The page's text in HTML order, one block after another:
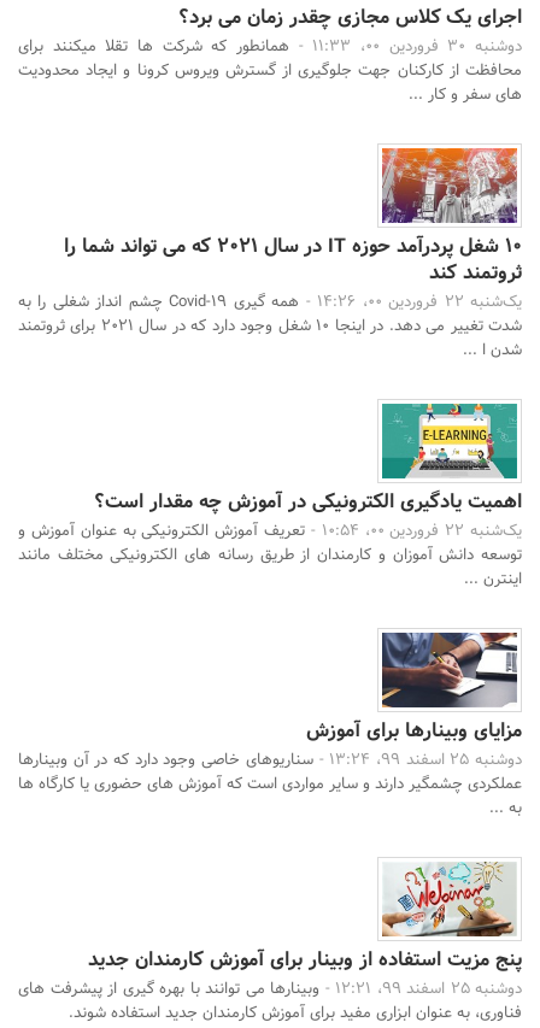
اجرای یک کلاس مجازی چقدر زمان می برد؟
دوشنبه 30 فروردین 00، 11:33 -
همانطور که شرکت ها تقلا میکنند برای
محافظت از کارکنان جهت جلوگیری از گسترش ویروس کرونا و ایجاد محدودیت
های سفر و کار ...
10 شغل پردرآمد حوزه IT در سال 2021 که می تواند شما را
ثروتمند کند
یک‌شنبه 22 فروردین 00، 14:26 -
همه گیری Covid-19 چشم انداز شغلی را به
شدت تغییر می دهد. در اینجا 10 شغل وجود دارد که در سال 2021 برای ثروتمند
شدن ا ...
اهمیت یادگیری الکترونیکی در آموزش چه مقدار است؟
یک‌شنبه 22 فروردین 00، 10:54 -
تعریف آموزش الکترونیکی به عنوان آموزش و
توسعه دانش آموزان و کارمندان از طریق رسانه های الکترونیکی مختلف مانند
اینترن ...
مزایای وبینارها برای آموزش
دوشنبه 25 اسفند 99، 13:24 -
سناریوهای خاصی وجود دارد که در آن وبینارها
عملکردی چشمگیر دارند و سایر مواردی است که آموزش های حضوری یا کارگاه ها
به ...
پنج مزیت استفاده از وبینار برای آموزش کارمندان جدید
دوشنبه 25 اسفند 99، 12:21 -
وبینارها می توانند با بهره گیری از پیشرفت های
فناوری، به عنوان ابزاری مفید برای آموزش کارمندان جدید استفاده شوند.